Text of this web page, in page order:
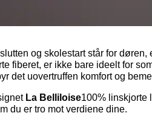
og skolestart står for
fiberet, er ikke bare ideelt for
det uovertruffen komfort og
La Belliloise100% linskjorte
du er tro mot verdiene dine.